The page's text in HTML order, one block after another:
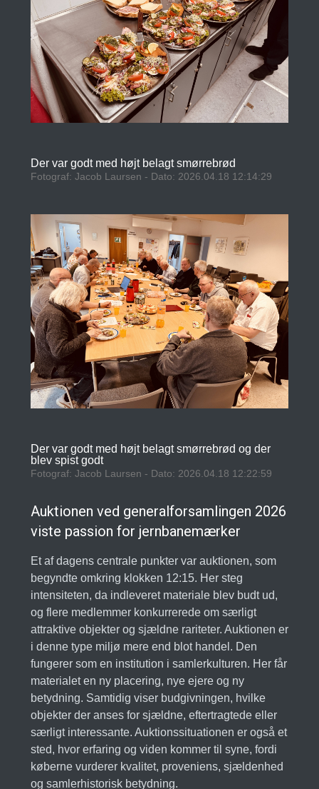
Der var godt med højt belagt smørrebrød
Fotograf: Jacob Laursen - Dato: 2026.04.18 12:14:29
Der var godt med højt belagt smørrebrød og der
blev spist godt
Fotograf: Jacob Laursen - Dato: 2026.04.18 12:22:59
Auktionen ved generalforsamlingen 2026
viste passion for jernbanemærker
Et af dagens centrale punkter var auktionen, som
begyndte omkring klokken 12:15. Her steg
intensiteten, da indleveret materiale blev budt ud,
og flere medlemmer konkurrerede om særligt
attraktive objekter og sjældne rariteter. Auktionen er
i denne type miljø mere end blot handel. Den
fungerer som en institution i samlerkulturen. Her får
materialet en ny placering, nye ejere og ny
betydning. Samtidig viser budgivningen, hvilke
objekter der anses for sjældne, eftertragtede eller
særligt interessante. Auktionssituationen er også et
sted, hvor erfaring og viden kommer til syne, fordi
køberne vurderer kvalitet, proveniens, sjældenhed
og samlerhistorisk betydning.